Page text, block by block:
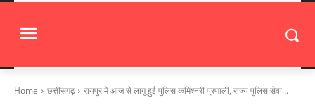
Home छत्तीसगढ़ रायपुर में आज से लागू हुई पुलिस कमिश्नरी प्रणाली, राज्य पुलिस सेवा...